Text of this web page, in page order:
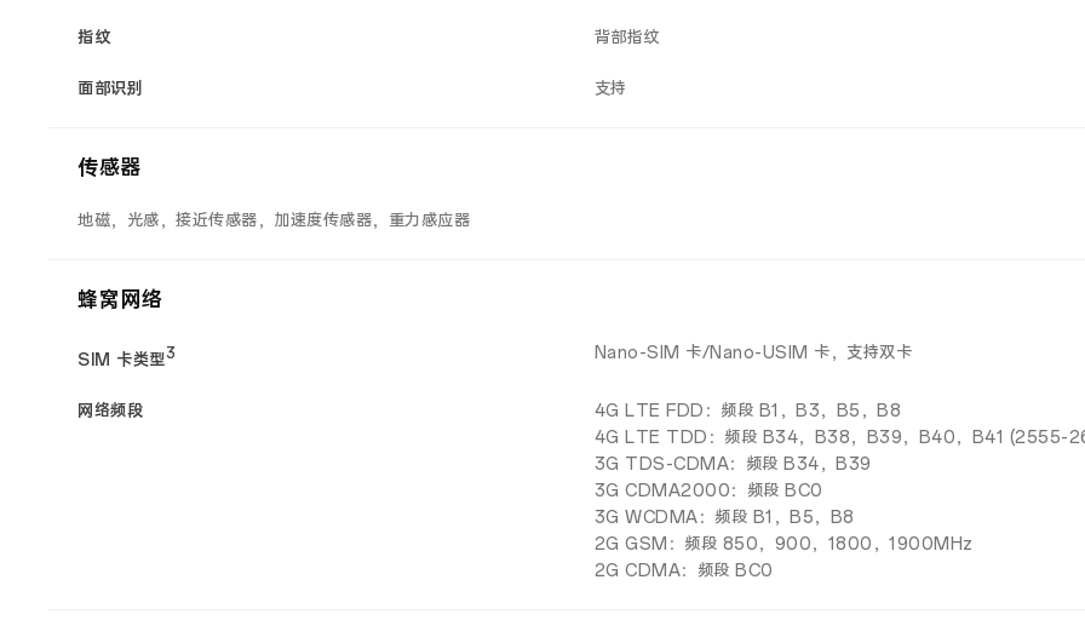
指纹 背部指纹
面部识别 支持
传感器
地磁，光感，接近传感器，加速度传感器，重力感应器
蜂窝网络
SIM 卡类型3 Nano-SIM 卡/Nano-USIM 卡，支持双卡
网络频段
4G LTE FDD：频段 B1，B3，B5，B8
4G LTE TDD：频段 B34，B38，B39，B40，B41 (2555-
3G TDS-CDMA：频段 B34，B39
3G CDMA2000：频段 BC0
3G WCDMA：频段 B1，B5，B8
2G GSM：频段 850，900，1800，1900MHz
2G CDMA：频段 BC0